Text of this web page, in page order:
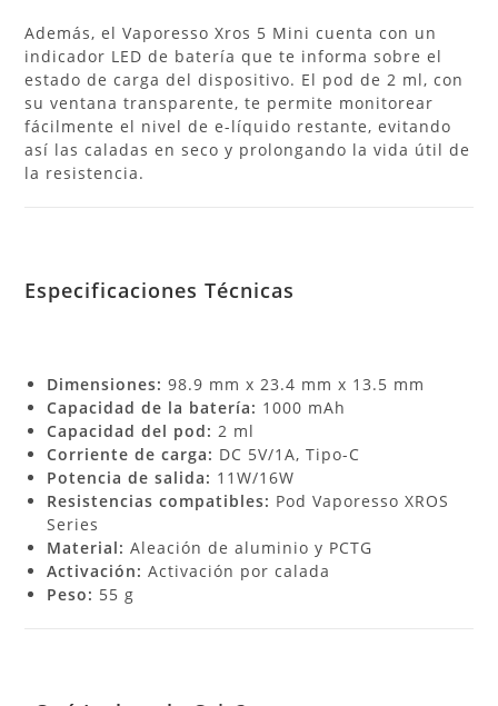
Además, el Vaporesso Xros 5 Mini cuenta con un
indicador LED de batería que te informa sobre el
estado de carga del dispositivo. El pod de 2 ml, con
su ventana transparente, te permite monitorear
fácilmente el nivel de e-líquido restante, evitando
así las caladas en seco y prolongando la vida útil de
la resistencia.
Especificaciones Técnicas
Dimensiones: 98.9 mm x 23.4 mm x 13.5 mm
Capacidad de la batería: 1000 mAh
Capacidad del pod: 2 ml
Corriente de carga: DC 5V/1A, Tipo-C
Potencia de salida: 11W/16W
Resistencias compatibles: Pod Vaporesso XROS
Series
Material: Aleación de aluminio y PCTG
Activación: Activación por calada
Peso: 55 g